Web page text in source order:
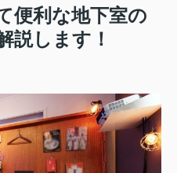
便利な地下室の
説します！